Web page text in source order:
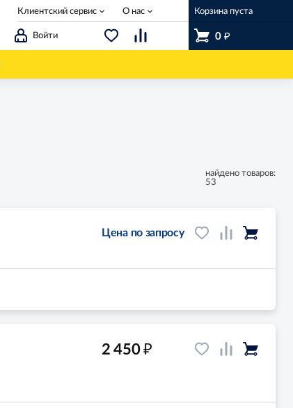
Войти
Корзина пуста
0 ₽
Клиентский сервис О нас
найдено товаров:
53
Цена по запросу
2 450₽